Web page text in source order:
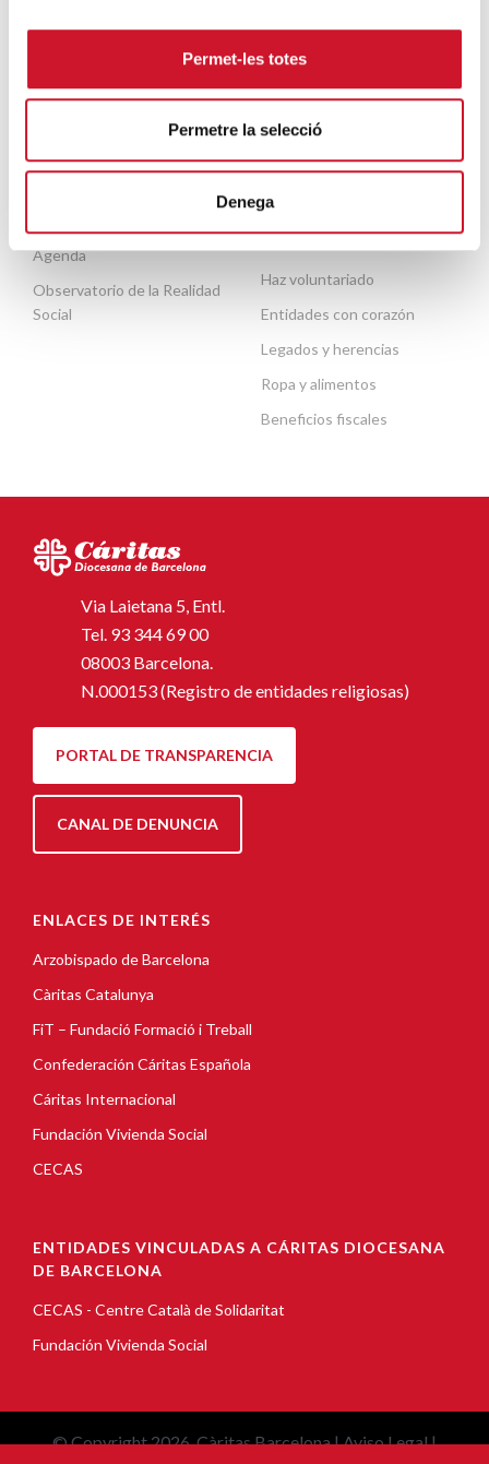
Permet-les totes
Permetre la selecció
Denega
Agenda
Observatorio de la Realidad
Social
Haz voluntariado
Entidades con corazón
Legados y herencias
Ropa y alimentos
Beneficios fiscales
Via Laietana 5, Entl.
Tel. 93 344 69 00
08003 Barcelona.
N.000153 (Registro de entidades religiosas)
PORTAL DE TRANSPARENCIA
CANAL DE DENUNCIA
ENLACES DE INTERÉS
Arzobispado de Barcelona
Càritas Catalunya
FiT – Fundació Formació i Treball
Confederación Cáritas Española
Cáritas Internacional
Fundación Vivienda Social
CECAS
ENTIDADES VINCULADAS A CÁRITAS DIOCESANA
DE BARCELONA
CECAS - Centre Català de Solidaritat
Fundación Vivienda Social
© Copyright 2026, Càritas Barcelona |Aviso Legal|